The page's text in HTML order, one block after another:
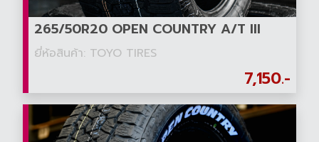
265/50R20 OPEN COUNTRY A/T III
ยี่ห้อสินค้า: TOYO TIRES
7,150.-